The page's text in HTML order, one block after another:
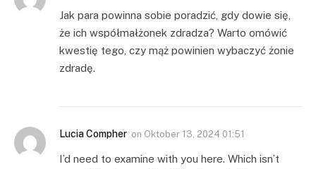
Jak para powinna sobie poradzić, gdy dowie się,
że ich współmałżonek zdradza? Warto omówić
kwestię tego, czy mąż powinien wybaczyć żonie
zdradę.
Lucia Compher on Oktober 13, 2024 01:51
I’d need to examine with you here. Which isn’t